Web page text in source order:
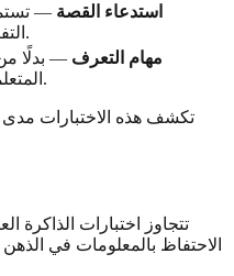
استدعاء القصة —
التفاصيل الرئيسية بعد فترة انتظار.
مهام التعرف — بدلًا
المتعلمة مسبقًا من مجموعة خيارات.
تكشف هذه الاختبارات مدى
تتجاوز اختبارات الذاكرة
الاحتفاظ بالمعلومات في